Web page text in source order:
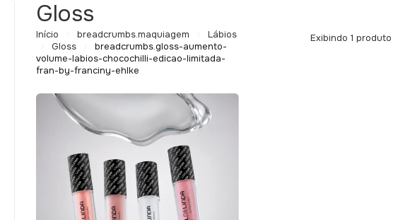
Gloss
Início breadcrumbs.maquiagem
Lábios
Gloss
breadcrumbs.gloss-aumento-
volume-labios-chocochilli-edicao-limitada-
fran-by-franciny-ehlke
Exibindo 1 produto